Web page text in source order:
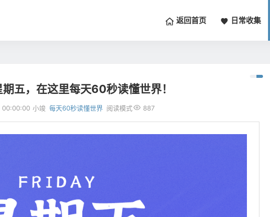
返回首页 日常收集
五，在这里每天60秒读懂世界！
00:00:00 小竣 每天60秒读懂世界 887
阅读模式